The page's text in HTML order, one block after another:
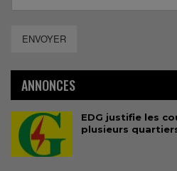
ENVOYER
ANNONCES
EDG justifie les
plusieurs